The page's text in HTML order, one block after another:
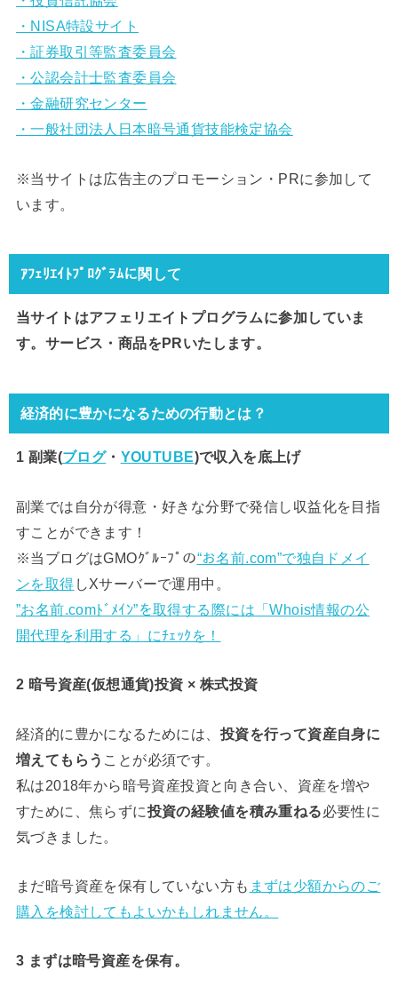
・NISA特設サイト
・証券取引等監査委員会
・公認会計士監査委員会
・金融研究センター
・一般社団法人日本暗号通貨技能検定協会
※当サイトは広告主のプロモーション・PRに参加して
います。
ｱﾌｪﾘｴｲﾄﾌﾟﾛｸﾞﾗﾑに関して
当サイトはアフェリエイトプログラムに参加していま
す。サービス・商品をPRいたします。
経済的に豊かになるための行動とは？
1 副業(ブログ・ YOUTUBE)で収入を底上げ
副業では自分が得意・好きな分野で発信し収益化を目指
すことができます！
※当ブログはGMOｸﾞﾙｰﾌﾟの“お名前.com”で独自ドメイ
ンを取得 しXサーバーで運用中。
”お名前.comﾄﾞﾒｲﾝ”を取得する際には「Whois情報の公
開代理を利用する」にﾁｪｯｸを！
2 暗号資産(仮想通貨)投資 × 株式投資
経済的に豊かになるためには、 投資を行って資産自身に
増えてもらう ことが必須です。
私は2018年から暗号資産投資と向き合い、資産を増や
すために、焦らずに投資の経験値を積み重ねる必要性に
気づきました。
まだ暗号資産を保有していない方も まずは少額からのご
購入を検討してもよいかもしれません。
3 まずは暗号資産を保有。